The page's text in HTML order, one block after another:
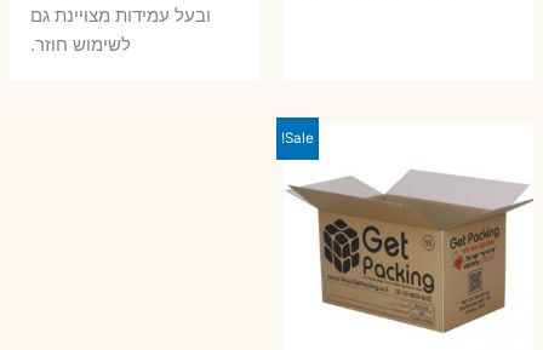
ובעל עמידות מצויינת גם
לשימוש חוזר.
Sale!